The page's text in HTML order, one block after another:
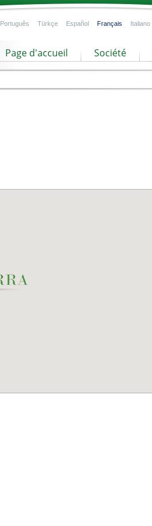
Português Türkçe Español Français Italiano
Page d'accueil Société